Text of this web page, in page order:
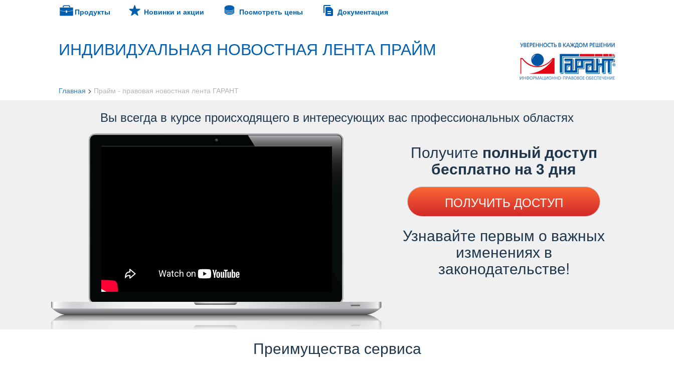
Продукты Новинки и акции Посмотреть цены Документация
ИНДИВИДУАЛЬНАЯ НОВОСТНАЯ ЛЕНТА ПРАЙМ
Главная > Прайм - правовая новостная лента ГАРАНТ
ы всегда в курсе происходящего в интересующих вас профессиональных областях
Получите полный доступ
есплатно на 3 дня
ПОЛУЧИТЬ ДОСТУП
Узнавайте первым о важных
изменениях
законодательстве!
Преимущества сервиса